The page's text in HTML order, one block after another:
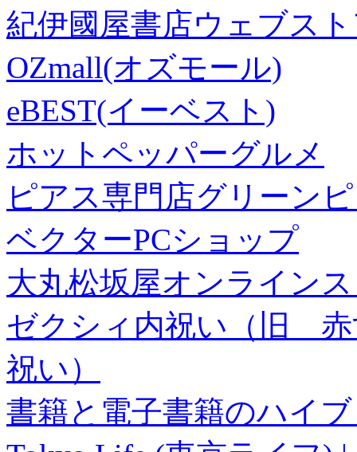
紀伊國屋書店ウェブス
OZmall(オズモール)
eBEST(イーベスト)
ホットペッパーグルメ
ピアス専門店グリーン
ベクターPCショップ
大丸松坂屋オンライン
ゼクシィ内祝い（旧 赤
祝い）
書籍と電子書籍のハイ